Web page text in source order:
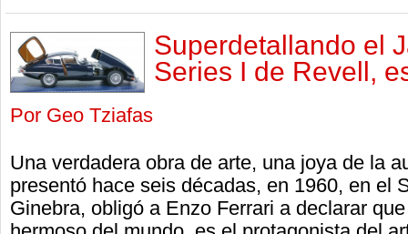
Superdetallando el
Series I de Revell,
Por Geo Tziafas
Una verdadera obra de arte, una joya de la
presentó hace seis décadas, en 1960, en el
Ginebra, obligó a Enzo Ferrari a declarar